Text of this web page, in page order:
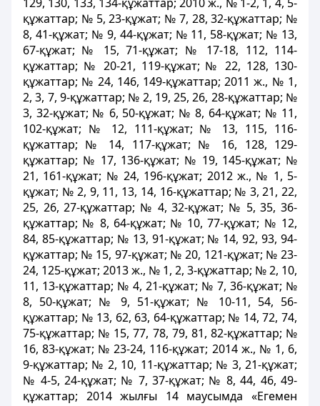
құжаттар; № 5, 23-құжат; № 7, 28, 32-құжаттар; №
8, 41-құжат; № 9, 44-құжат; № 11, 58-құжат; № 13,
67-құжат; № 15, 71-құжат; № 17-18, 112, 114-
құжаттар; № 20-21, 119-құжат; № 22, 128, 130-
құжаттар; № 24, 146, 149-құжаттар; 2011 ж., № 1,
2, 3, 7, 9-құжаттар; № 2, 19, 25, 26, 28-құжаттар; №
3, 32-құжат; № 6, 50-құжат; № 8, 64-құжат; № 11,
102-құжат; № 12, 111-құжат; № 13, 115, 116-
құжаттар; № 14, 117-құжат; № 16, 128, 129-
құжаттар; № 17, 136-құжат; № 19, 145-құжат; №
21, 161-құжат; № 24, 196-құжат; 2012 ж., № 1, 5-
құжат; № 2, 9, 11, 13, 14, 16-құжаттар; № 3, 21, 22,
25, 26, 27-құжаттар; № 4, 32-құжат; № 5, 35, 36-
құжаттар; № 8, 64-құжат; № 10, 77-құжат; № 12,
84, 85-құжаттар; № 13, 91-құжат; № 14, 92, 93, 94-
құжаттар; № 15, 97-құжат; № 20, 121-құжат; № 23-
24, 125-құжат; 2013 ж., № 1, 2, 3-құжаттар; № 2, 10,
11, 13-құжаттар; № 4, 21-құжат; № 7, 36-құжат; №
8, 50-құжат; № 9, 51-құжат; № 10-11, 54, 56-
құжаттар; № 13, 62, 63, 64-құжаттар; № 14, 72, 74,
75-құжаттар; № 15, 77, 78, 79, 81, 82-құжаттар; №
16, 83-құжат; № 23-24, 116-құжат; 2014 ж., № 1, 6,
9-құжаттар; № 2, 10, 11-құжаттар; № 3, 21-құжат;
№ 4-5, 24-құжат; № 7, 37-құжат; № 8, 44, 46, 49-
құжаттар; 2014 жылғы 14 маусымда «Егемен